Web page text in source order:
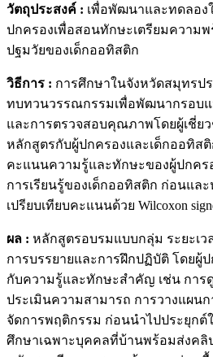
วัตถุประสงค์ : เพื่อพัฒนาและทดลอง
ปกครองเพื่อสอนทักษะเตรียมความพ
ปฐมวัยของเด็กออทิสติก
วิธีการ : การศึกษาในจังหวัดสมุทรป
ทบทวนวรรณกรรมเพื่อพัฒนากรอบ
และการตรวจสอบคุณภาพโดยผู้เชี่ย
หลักสูตรกับผู้ปกครองและเด็กออทิสติ
คะแนนความรู้และทักษะของผู้ปกคร
การเรียนรู้ของเด็กออทิสติก ก่อนแล
เปรียบเทียบคะแนนด้วย Wilcoxon
ผล : หลักสูตรอบรมแบบกลุ่ม ระยะเว
การบรรยายและการฝึกปฏิบัติ โดยผู้
กับความรู้และทักษะสำคัญ เช่น การ
ประเมินความสามารถ การวางแผน
จัดการพฤติกรรม ก่อนนำไปประยุกต์
ศึกษาเฉพาะบุคคลที่บ้านพร้อมส่งคลิ